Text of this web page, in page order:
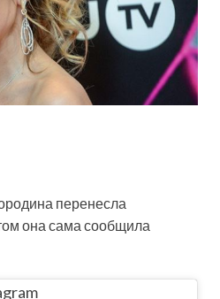
перенесла
она сама сообщила